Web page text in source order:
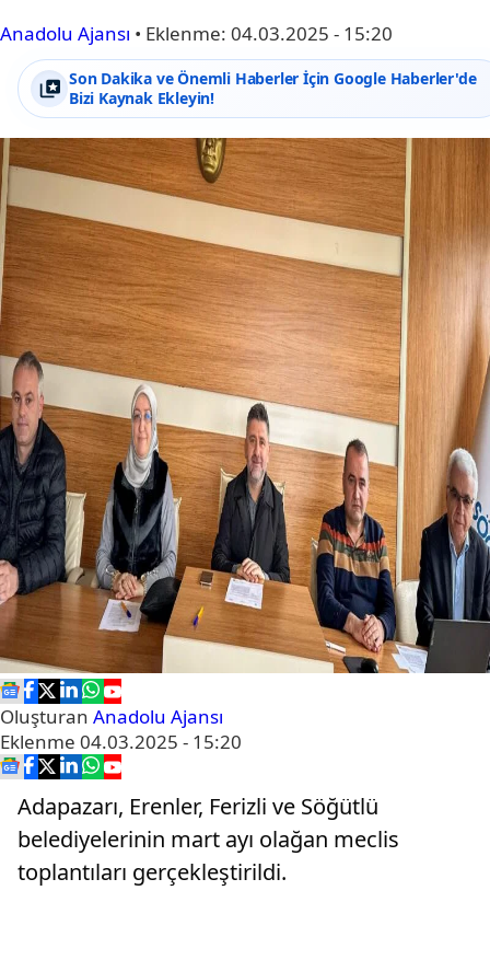
Anadolu Ajansı • Eklenme: 04.03.2025 - 15:20
Son Dakika ve Önemli Haberler İçin Google Haberler'de
Bizi Kaynak Ekleyin!
Oluşturan Anadolu Ajansı
Eklenme 04.03.2025 - 15:20
Adapazarı, Erenler, Ferizli ve Söğütlü
belediyelerinin mart ayı olağan meclis
toplantıları gerçekleştirildi.